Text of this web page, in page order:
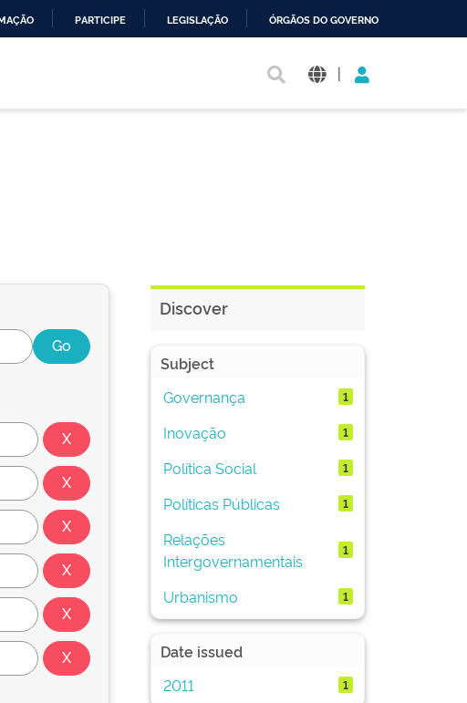
PARTICIPE LEGISLAÇÃO ÓRGÃOS DO GOVERNO
|
Discover
Subject
Governança
1
Inovação 1
Política Social 1
Políticas Públicas 1
Relações
Intergovernamentais
1
Urbanismo 1
Date issued
2011
1